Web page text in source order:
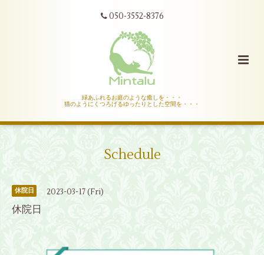
050-3552-8376
緑あふれるお庭のような癒しを・・・
猫のようにくつろげるゆったりとした空間を・・・
Schedule
休院日 2023-03-17 (Fri)
休院日